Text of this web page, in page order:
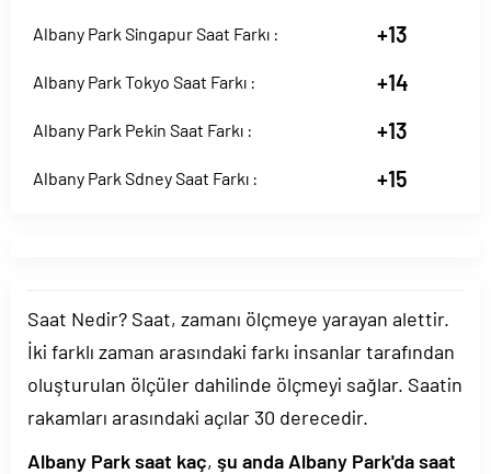
Albany Park Singapur Saat Farkı : +13
Albany Park Tokyo Saat Farkı : +14
Albany Park Pekin Saat Farkı : +13
Albany Park Sdney Saat Farkı : +15
Saat Nedir? Saat, zamanı ölçmeye yarayan alettir.
İki farklı zaman arasındaki farkı insanlar tarafından
oluşturulan ölçüler dahilinde ölçmeyi sağlar. Saatin
rakamları arasındaki açılar 30 derecedir.
Albany Park saat kaç, şu anda Albany Park'da saat